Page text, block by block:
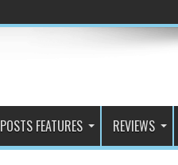
POSTS FEATURES REVIEWS